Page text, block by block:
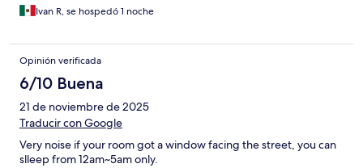
Ivan R, se hospedó 1 noche
Opinión verificada
6/10 Buena
21 de noviembre de 2025
Traducir con Google
Very noise if your room got a window facing the street, you can
slleep from 12am~5am only.